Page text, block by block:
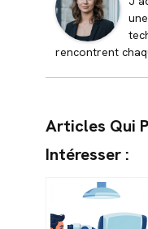
rencontrent
Articles Qui
Intéresser :